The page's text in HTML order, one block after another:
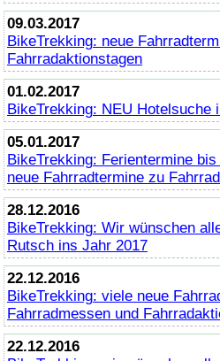
09.03.2017
BikeTrekking: neue
Fahrradaktionstagen
01.02.2017
BikeTrekking: NEU Hotelsuche
05.01.2017
BikeTrekking: Ferientermine
neue Fahrradtermine zu
28.12.2016
BikeTrekking: Wir wünschen
Rutsch ins Jahr 2017
22.12.2016
BikeTrekking: viele neue
Fahrradmessen und
22.12.2016